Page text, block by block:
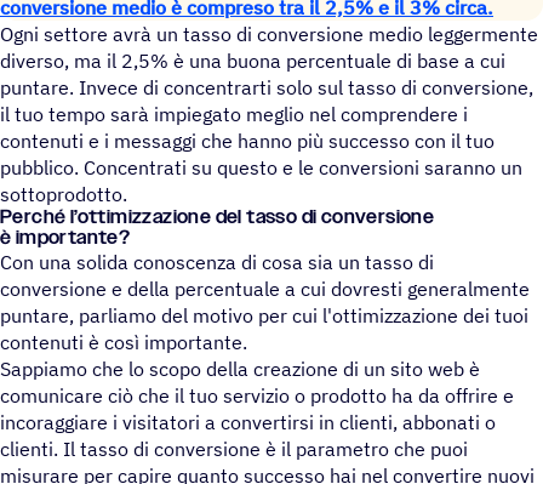
conversione medio è compreso tra il 2,5% e il 3% circa.
Ogni settore avrà un tasso di conversione medio leggermente
diverso, ma il 2,5% è una buona percentuale di base a cui
puntare. Invece di concentrarti solo sul tasso di conversione,
il tuo tempo sarà impiegato meglio nel comprendere i
contenuti e i messaggi che hanno più successo con il tuo
pubblico. Concentrati su questo e le conversioni saranno un
sottoprodotto.
Perché l’ot­ti­miz­za­zione del tasso di conver­sione
è importante?
Con una solida conoscenza di cosa sia un tasso di
conversione e della percentuale a cui dovresti generalmente
puntare, parliamo del motivo per cui l'ottimizzazione dei tuoi
contenuti è così importante.
Sappiamo che lo scopo della creazione di un sito web è
comunicare ciò che il tuo servizio o prodotto ha da offrire e
incoraggiare i visitatori a convertirsi in clienti, abbonati o
clienti. Il tasso di conversione è il parametro che puoi
misurare per capire quanto successo hai nel convertire nuovi